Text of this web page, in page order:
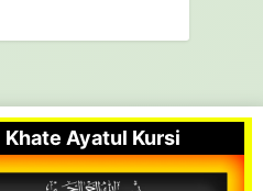
Khate Ayatul Kursi